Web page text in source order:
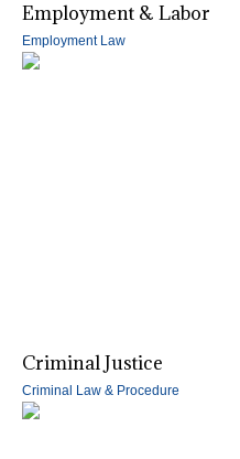
Employment & Labor
Employment Law
Criminal Justice
Criminal Law & Procedure